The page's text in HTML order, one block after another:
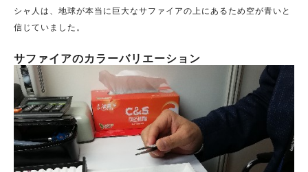
シャ人は、地球が本当に巨大なサファイアの上にあるため空が青いと
信じていました。
サファイアのカラーバリエーション